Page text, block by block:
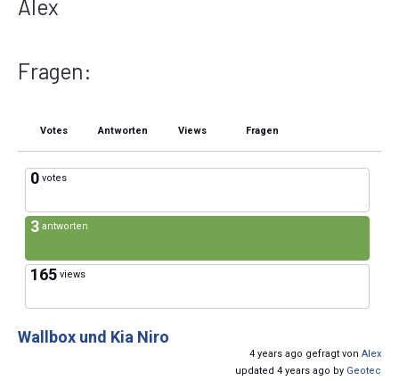
Alex
Fragen:
Votes Antworten Views Fragen
0 votes
3 antworten
165 views
Wallbox und Kia Niro
4 years ago gefragt von Alex
updated 4 years ago by Geotec